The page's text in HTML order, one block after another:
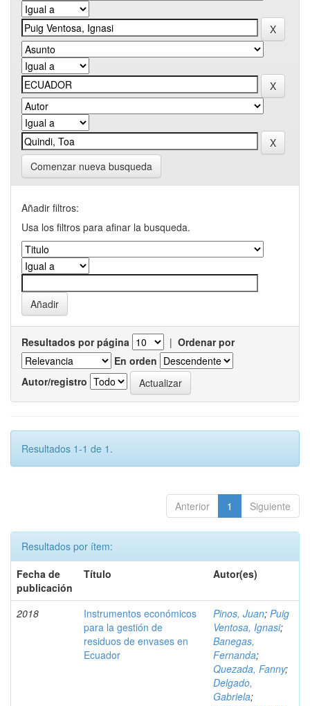
Comenzar nueva busqueda
Añadir filtros:
Usa los filtros para afinar la busqueda.
Resultados por página | Ordenar por
En orden
Autor/registro
Resultados 1-1 de 1.
Anterior 1 Siguiente
Resultados por ítem:
Fecha de
publicación
Título Autor(es)
2018
Instrumentos económicos
para la gestión de
residuos de envases en
Ecuador
Pinos, Juan; Puig
Ventosa, Ignasi;
Banegas,
Fernanda;
Quezada, Fanny;
Delgado,
Gabriela;